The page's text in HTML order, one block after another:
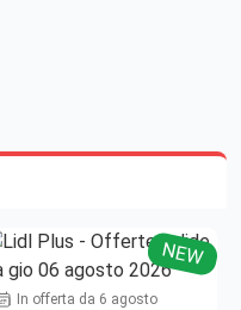
NEW
In offerta da 6 agosto